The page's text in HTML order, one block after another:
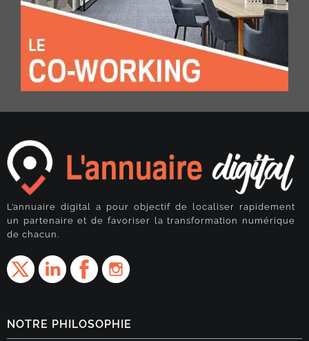
L’annuaire digital a pour objectif de localiser rapidement
un partenaire et de favoriser la transformation numérique
de chacun.
NOTRE PHILOSOPHIE